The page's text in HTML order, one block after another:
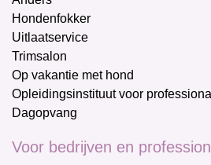
Hondenfokker
Uitlaatservice
Trimsalon
Op vakantie met hond
Opleidingsinstituut voor
Dagopvang
Voor bedrijven en